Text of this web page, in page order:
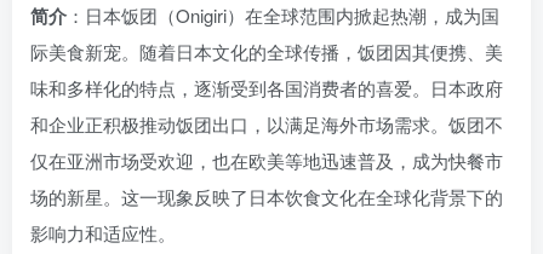
简介 ：日本饭团（Onigiri）在全球范围内掀起热潮，成为国
际美食新宠。随着日本文化的全球传播，饭团因其便携、美
味和多样化的特点，逐渐受到各国消费者的喜爱。日本政府
和企业正积极推动饭团出口，以满足海外市场需求。饭团不
仅在亚洲市场受欢迎，也在欧美等地迅速普及，成为快餐市
场的新星。这一现象反映了日本饮食文化在全球化背景下的
影响力和适应性。